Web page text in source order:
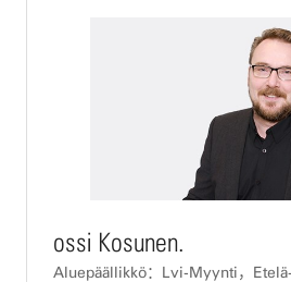
ossi Kosunen.
Aluepäällikkö：Lvi-Myynti，